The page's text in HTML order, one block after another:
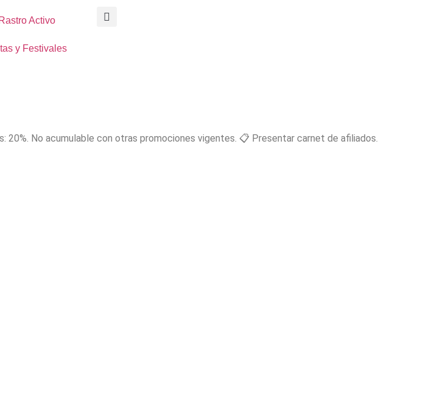
Rastro Activo
y Festivales
No acumulable con otras promociones vigentes. 📋 Presentar carnet de afiliados.